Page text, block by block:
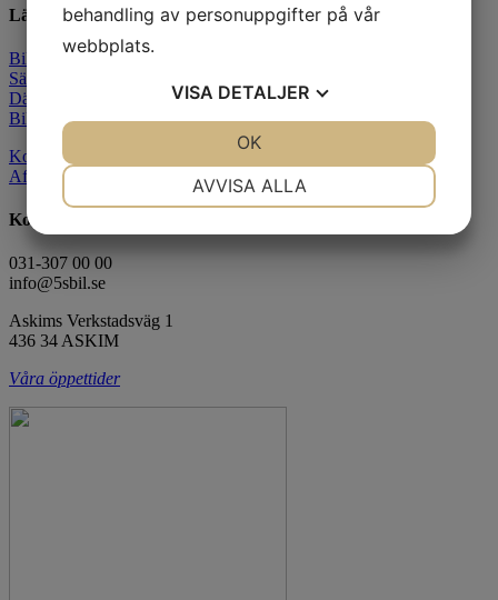
Länkar
Bilar i lager
Sälja bil
Däck & service
Biltvätt & rekond
Kontakt
After Sales
Kontor
031-307 00 00
info@5sbil.se
Askims Verkstadsväg 1
436 34 ASKIM
Våra öppettider
behandling av personuppgifter på vår
webbplats.
VISA DETALJER
MARKNADSFÖRING
AVVISA ALLA
OK